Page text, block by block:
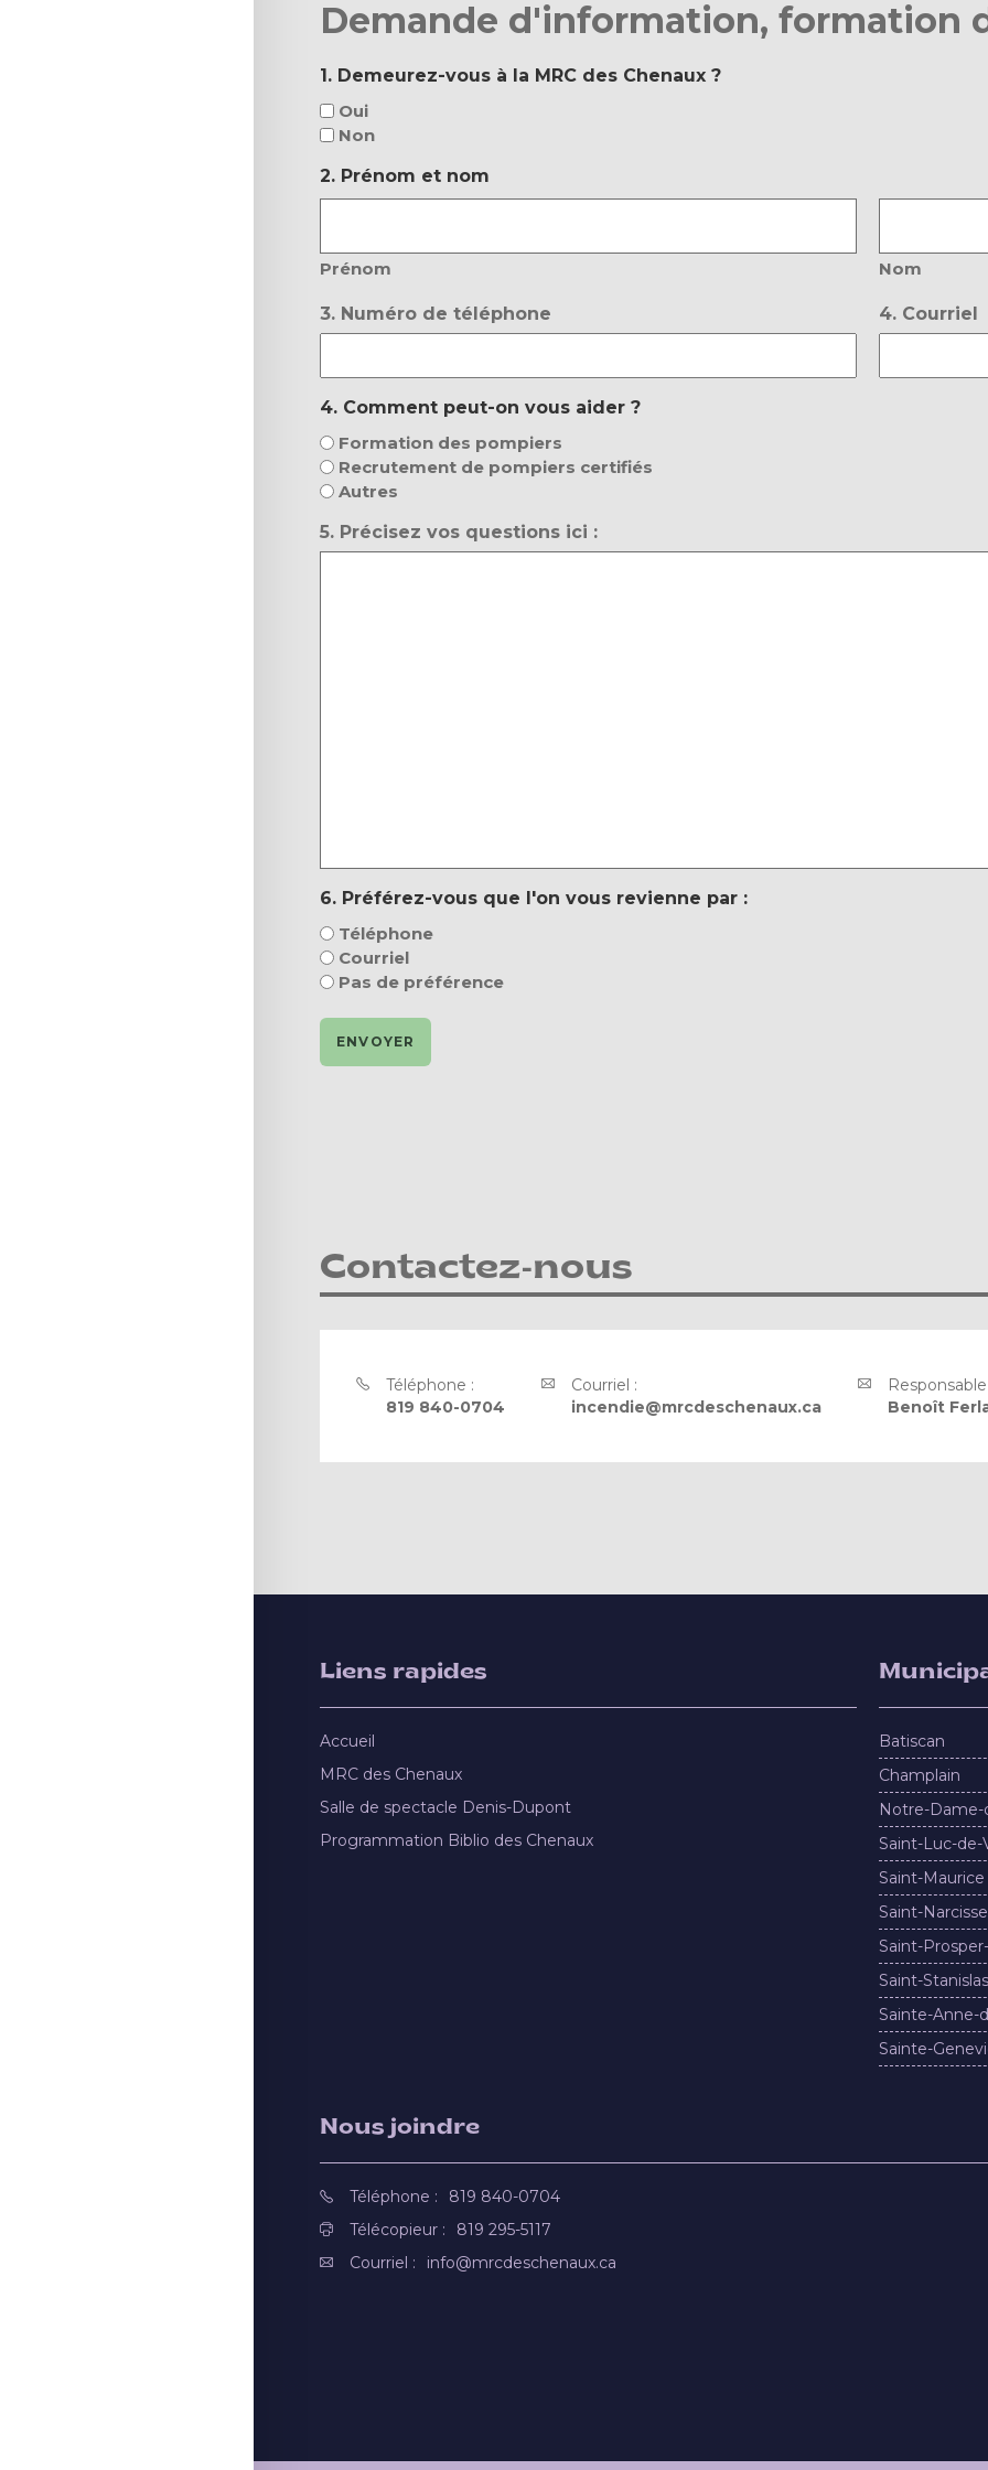
Demande d'information, formation
1. Demeurez-vous à la MRC des Chenaux ?
Oui
Non
2. Prénom et nom
Prénom Nom
3. Numéro de téléphone 4. Courriel
4. Comment peut-on vous aider ?
Formation des pompiers
Recrutement de pompiers certifiés
Autres
5. Précisez vos questions ici :
6. Préférez-vous que l'on vous revienne par :
Téléphone
Courriel
Pas de préférence
Contactez-nous
Téléphone :
819 840-0704
Courriel :
incendie@mrcdeschenaux.ca
Responsable
Benoît
Liens rapides
Accueil
MRC des Chenaux
Salle de spectacle Denis-Dupont
Programmation Biblio des Chenaux
Batiscan
Champlain
Notre-Dame-
Saint-Luc-de-
Saint-Maurice
Saint-Narcisse
Saint-
Saint-Stanislas
Sainte-Anne-
Sainte-
Nous joindre
Téléphone :
819 840-0704
Télécopieur :
819 295-5117
Courriel :
info@mrcdeschenaux.ca